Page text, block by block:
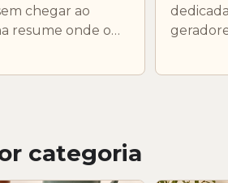
chegar ao
resume onde o
categoria